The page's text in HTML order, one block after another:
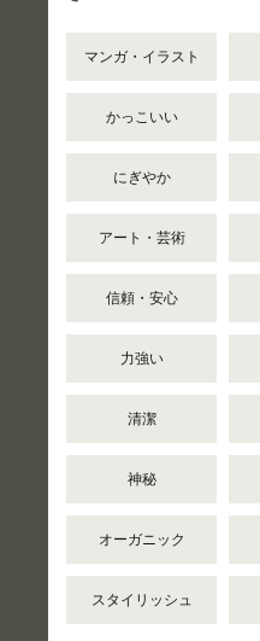
マンガ・イラスト
かっこいい
にぎやか
アート・芸術
信頼・安心
力強い
清潔
神秘
オーガニック
スタイリッシュ